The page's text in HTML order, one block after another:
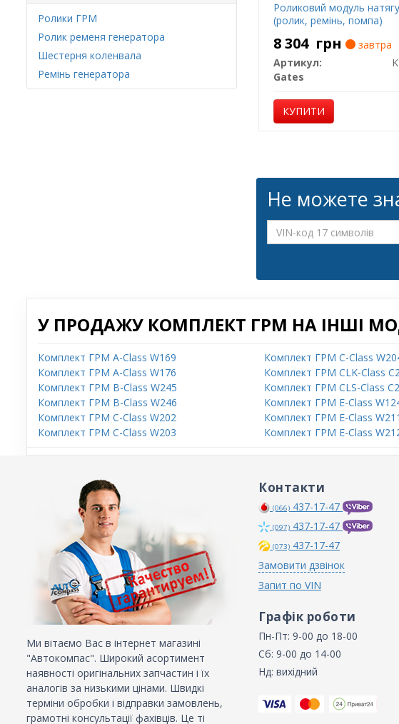
Ролики ГРМ
Ролик ременя генератора
Шестерня коленвала
Ремінь генератора
Роликовий модуль
(ролик, ремінь, помпа)
8 304 грн
завтра
Артикул:
Gates
КУПИТИ
Не можете
У ПРОДАЖУ КОМПЛЕКТ ГРМ НА ІНШІ
Комплект ГРМ A-Class W169
Комплект ГРМ A-Class W176
Комплект ГРМ B-Class W245
Комплект ГРМ B-Class W246
Комплект ГРМ C-Class W202
Комплект ГРМ C-Class W203
Комплект ГРМ C-Class
Комплект ГРМ CLK-Class
Комплект ГРМ CLS-Class
Комплект ГРМ E-Class
Комплект ГРМ E-Class W211
Комплект ГРМ E-Class
Ми вітаємо Вас в інтернет магазині
"Автокомпас". Широкий асортимент
наявності оригінальних запчастин і їх
аналогів за низькими цінами. Швидкі
терміни обробки і відправки замовлень,
грамотні консультації фахівців. Це ті
Контакти
(066) 437-17-47
(097) 437-17-47
(073) 437-17-47
Замовити дзвінок
Запит по VIN
Графік роботи
Пн-Пт: 9-00 до 18-00
Сб: 9-00 до 14-00
Нд: вихідний